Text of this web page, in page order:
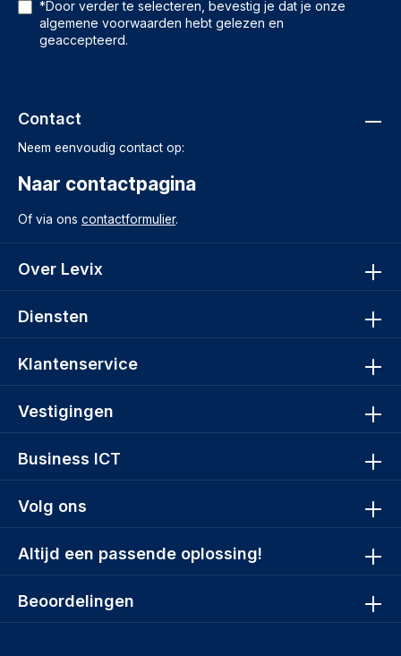
*Door verder te selecteren, bevestig je dat je onze
algemene voorwaarden hebt gelezen en
geaccepteerd.
Volg ons
Altijd een passende oplossing!
Contact
Neem eenvoudig contact op:
Naar contactpagina
Of via ons contactformulier.
Over Levix
Diensten
Klantenservice
Vestigingen
Business ICT
Beoordelingen